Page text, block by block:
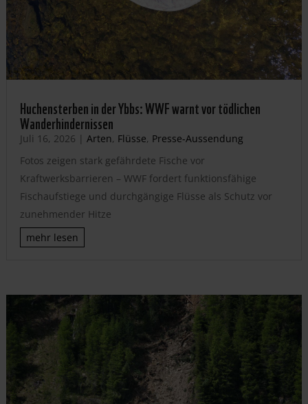
Huchensterben in der Ybbs: WWF warnt vor tödlichen
Wanderhindernissen
Juli 16, 2026 | Arten, Flüsse, Presse-Aussendung
Fotos zeigen stark gefährdete Fische vor
Kraftwerksbarrieren – WWF fordert funktionsfähige
Fischaufstiege und durchgängige Flüsse als Schutz vor
zunehmender Hitze
mehr lesen